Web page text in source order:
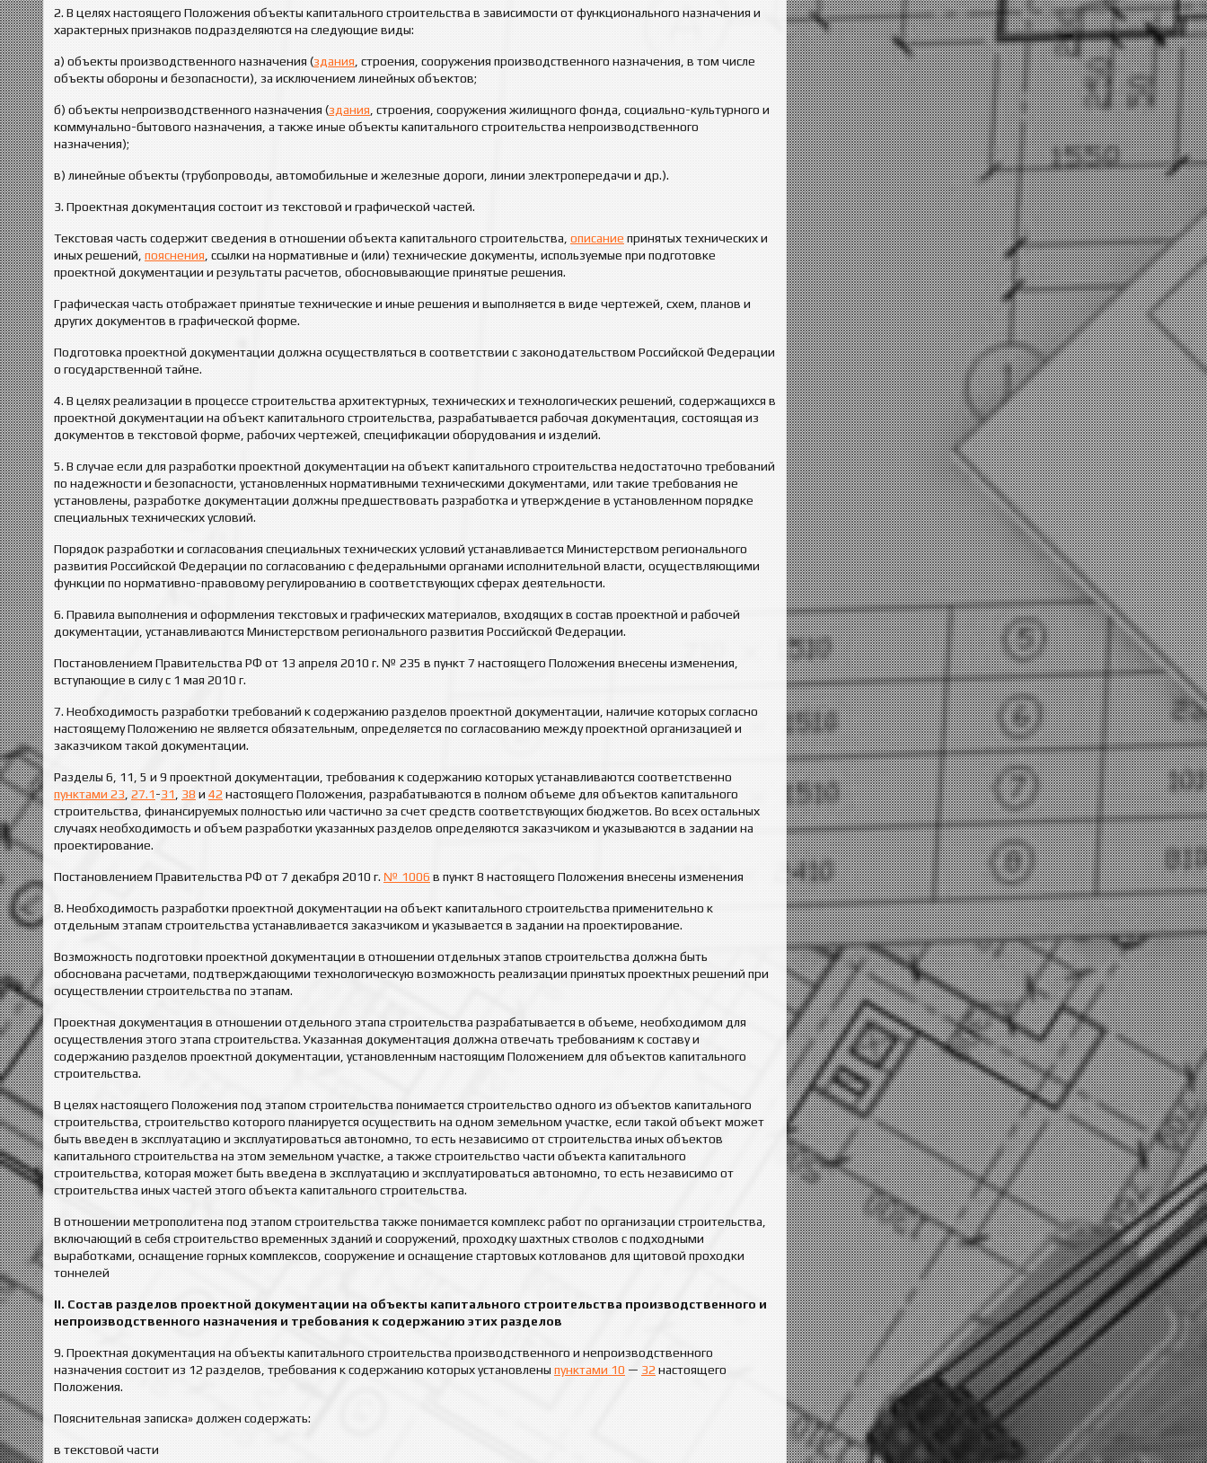
2. В целях настоящего Положения объекты капитального строительства в зависимости от функционального назначения и
характерных признаков подразделяются на следующие виды:
а) объекты производственного назначения (здания , строения, сооружения производственного назначения, в том числе
объекты обороны и безопасности), за исключением линейных объектов;
б) объекты непроизводственного назначения (здания , строения, сооружения жилищного фонда, социально-культурного и
коммунально-бытового назначения, а также иные объекты капитального строительства непроизводственного
назначения);
в) линейные объекты (трубопроводы, автомобильные и железные дороги, линии электропередачи и др.).
3. Проектная документация состоит из текстовой и графической частей.
Текстовая часть содержит сведения в отношении объекта капитального строительства, описание принятых технических и
иных решений, пояснения , ссылки на нормативные и (или) технические документы, используемые при подготовке
проектной документации и результаты расчетов, обосновывающие принятые решения.
Графическая часть отображает принятые технические и иные решения и выполняется в виде чертежей, схем, планов и
других документов в графической форме.
Подготовка проектной документации должна осуществляться в соответствии с законодательством Российской Федерации
о государственной тайне.
4. В целях реализации в процессе строительства архитектурных, технических и технологических решений, содержащихся в
проектной документации на объект капитального строительства, разрабатывается рабочая документация, состоящая из
документов в текстовой форме, рабочих чертежей, спецификации оборудования и изделий.
5. В случае если для разработки проектной документации на объект капитального строительства недостаточно требований
по надежности и безопасности, установленных нормативными техническими документами, или такие требования не
установлены, разработке документации должны предшествовать разработка и утверждение в установленном порядке
специальных технических условий.
Порядок разработки и согласования специальных технических условий устанавливается Министерством регионального
развития Российской Федерации по согласованию с федеральными органами исполнительной власти, осуществляющими
функции по нормативно-правовому регулированию в соответствующих сферах деятельности.
6. Правила выполнения и оформления текстовых и графических материалов, входящих в состав проектной и рабочей
документации, устанавливаются Министерством регионального развития Российской Федерации.
Постановлением Правительства РФ от 13 апреля 2010 г. № 235 в пункт 7 настоящего Положения внесены изменения,
вступающие в силу с 1 мая 2010 г.
7. Необходимость разработки требований к содержанию разделов проектной документации, наличие которых согласно
настоящему Положению не является обязательным, определяется по согласованию между проектной организацией и
заказчиком такой документации.
Разделы 6, 11, 5 и 9 проектной документации, требования к содержанию которых устанавливаются соответственно
пунктами 23 27.1-31 38 и 42 настоящего Положения, разрабатываются в полном объеме для объектов капитального
строительства, финансируемых полностью или частично за счет средств соответствующих бюджетов. Во всех остальных
случаях необходимость и объем разработки указанных разделов определяются заказчиком и указываются в задании на
проектирование.
Постановлением Правительства РФ от 7 декабря 2010 г. № 1006 в пункт 8 настоящего Положения внесены изменения
8. Необходимость разработки проектной документации на объект капитального строительства применительно к
отдельным этапам строительства устанавливается заказчиком и указывается в задании на проектирование.
Возможность подготовки проектной документации в отношении отдельных этапов строительства должна быть
обоснована расчетами, подтверждающими технологическую возможность реализации принятых проектных решений при
осуществлении строительства по этапам.
Проектная документация в отношении отдельного этапа строительства разрабатывается в объеме, необходимом для
осуществления этого этапа строительства. Указанная документация должна отвечать требованиям к составу и
содержанию разделов проектной документации, установленным настоящим Положением для объектов капитального
строительства.
В целях настоящего Положения под этапом строительства понимается строительство одного из объектов капитального
строительства, строительство которого планируется осуществить на одном земельном участке, если такой объект может
быть введен в эксплуатацию и эксплуатироваться автономно, то есть независимо от строительства иных объектов
капитального строительства на этом земельном участке, а также строительство части объекта капитального
строительства, которая может быть введена в эксплуатацию и эксплуатироваться автономно, то есть независимо от
строительства иных частей этого объекта капитального строительства.
В отношении метрополитена под этапом строительства также понимается комплекс работ по организации строительства,
включающий в себя строительство временных зданий и сооружений, проходку шахтных стволов с подходными
выработками, оснащение горных комплексов, сооружение и оснащение стартовых котлованов для щитовой проходки
тоннелей
II. Состав разделов проектной документации на объекты капитального строительства производственного и
непроизводственного назначения и требования к содержанию этих разделов
9. Проектная документация на объекты капитального строительства производственного и непроизводственного
назначения состоит из 12 разделов, требования к содержанию которых установлены пунктами 10 — 32 настоящего
Положения.
Пояснительная записка» должен содержать:
в текстовой части